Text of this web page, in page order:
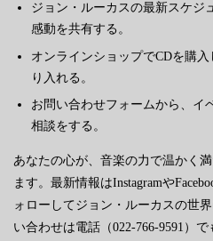
ジョン・ルーカスの最新スケジ
感動を共有する。
オンラインショップでCDを購
り入れる。
お問い合わせフォームから、イ
相談をする。
あなたの心が、音楽の力で温かく
ます。最新情報はInstagramや
ォローしてジョン・ルーカスの世
い合わせは電話（022-766-9591）